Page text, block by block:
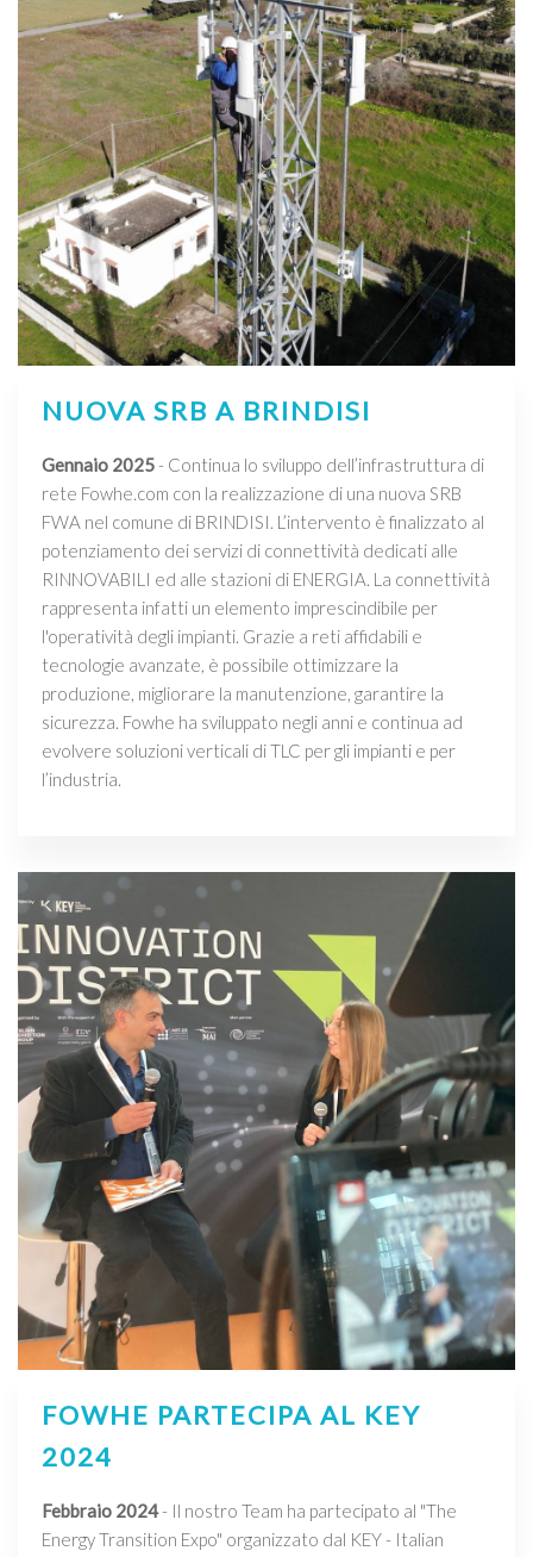
NUOVA SRB A BRINDISI
Gennaio 2025- Continua lo sviluppo dell’infrastruttura di
rete Fowhe.com con la realizzazione di una nuova SRB
FWA nel comune di BRINDISI. L’intervento è finalizzato al
potenziamento dei servizi di connettività dedicati alle
RINNOVABILI ed alle stazioni di ENERGIA. La connettività
rappresenta infatti un elemento imprescindibile per
l'operatività degli impianti. Grazie a reti affidabili e
tecnologie avanzate, è possibile ottimizzare la
produzione, migliorare la manutenzione, garantire la
sicurezza. Fowhe ha sviluppato negli anni e continua ad
evolvere soluzioni verticali di TLC per gli impianti e per
l’industria.
FOWHE PARTECIPA AL KEY
2024
Febbraio 2024- Il nostro Team ha partecipato al "The
Energy Transition Expo" organizzato dal KEY - Italian